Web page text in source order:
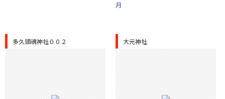
月
多久頭魂神社００２ 大元神社